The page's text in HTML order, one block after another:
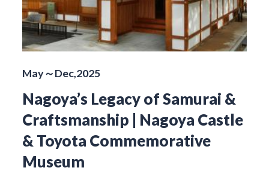
May～Dec,2025
Nagoya’s Legacy of Samurai &
Craftsmanship | Nagoya Castle
& Toyota Commemorative
Museum